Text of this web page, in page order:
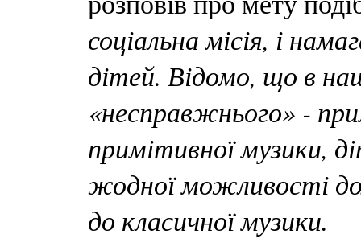
соціальна місія, і
дітей. Відомо, що в
«несправжнього» -
примітивної музики,
жодної можливості
до класичної музики.